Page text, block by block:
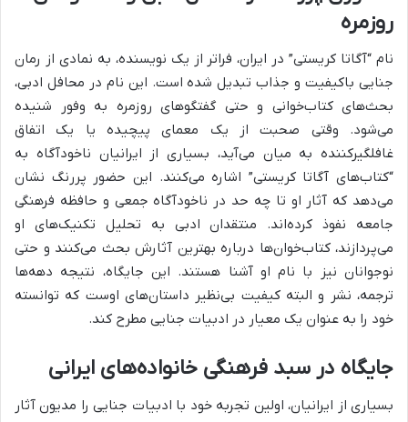
روزمره
نام “آگاتا کریستی” در ایران، فراتر از یک نویسنده، به نمادی از رمان
جنایی باکیفیت و جذاب تبدیل شده است. این نام در محافل ادبی،
بحث‌های کتاب‌خوانی و حتی گفتگوهای روزمره به وفور شنیده
می‌شود. وقتی صحبت از یک معمای پیچیده یا یک اتفاق
غافلگیرکننده به میان می‌آید، بسیاری از ایرانیان ناخودآگاه به
“کتاب‌های آگاتا کریستی” اشاره می‌کنند. این حضور پررنگ نشان
می‌دهد که آثار او تا چه حد در ناخودآگاه جمعی و حافظه فرهنگی
جامعه نفوذ کرده‌اند. منتقدان ادبی به تحلیل تکنیک‌های او
می‌پردازند، کتاب‌خوان‌ها درباره بهترین آثارش بحث می‌کنند و حتی
نوجوانان نیز با نام او آشنا هستند. این جایگاه، نتیجه دهه‌ها
ترجمه، نشر و البته کیفیت بی‌نظیر داستان‌های اوست که توانسته
خود را به عنوان یک معیار در ادبیات جنایی مطرح کند.
جایگاه در سبد فرهنگی خانواده‌های ایرانی
بسیاری از ایرانیان، اولین تجربه خود با ادبیات جنایی را مدیون آثار